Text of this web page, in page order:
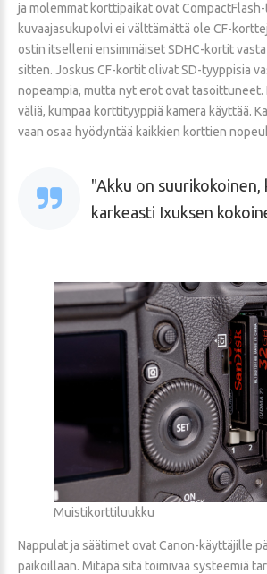
ja molemmat korttipaikat ovat
kuvaajasukupolvi ei välttämättä ole CF-
ostin itselleni ensimmäiset SDHC-kortit
sitten. Joskus CF-kortit olivat SD-tyyppisia
nopeampia, mutta nyt erot ovat tasoittuneet.
väliä, kumpaa korttityyppiä kamera käyttää.
vaan osaa hyödyntää kaikkien korttien
Akku on suurikokoinen,
karkeasti Ixuksen
Muistikorttiluukku
Nappulat ja säätimet ovat Canon-käyttäjille
paikoillaan. Mitäpä sitä toimivaa systeemiä